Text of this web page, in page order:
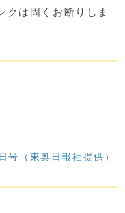
は固くお断りしま
（東奥日報社提供）